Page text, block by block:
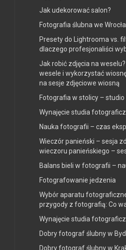
Jak udekorować salon?
Fotografia ślubna we
Presety do Lightrooma vs.
dlaczego profesjonaliści
Jak robić zdjęcia na
wesele i wykorzystać
na sesje zdjęciowe wiosną
Fotografia w stolicy –
Wynajęcie studia
Nauka fotografii – czas
Wieczór panieński – sesja
wieczoru panieńskiego –
Balans bieli w fotografii –
Fotografowanie jedzenia
Wybór aparatu
przygody z fotografią: Co
Wynajęcie studia
Dobry fotograf ślubny w
Dobry fotograf ślubny w